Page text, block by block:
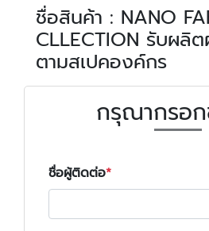
ชื่อสินค้า : NANO
CLLECTION รับผลิ
ตามสเปคองค์กร
กรุณากรอ
ชื่อผู้ติดต่อ